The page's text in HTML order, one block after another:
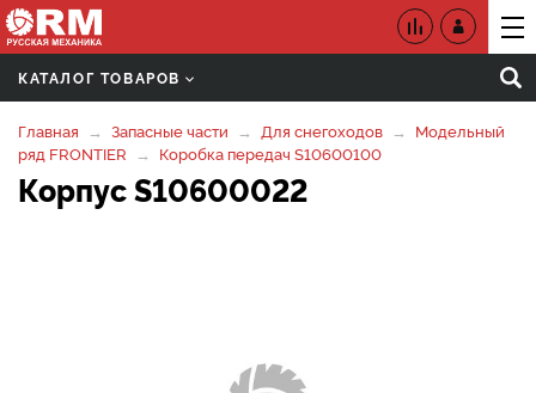
КАТАЛОГ ТОВАРОВ
Главная Запасные части Для снегоходов
Модельный
ряд FRONTIER
Коробка передач S10600100
Корпус S10600022